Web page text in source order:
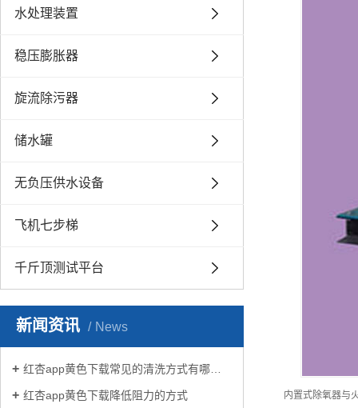
水处理装置
稳压膨胀器
旋流除污器
储水罐
无负压供水设备
飞机七步梯
千斤顶测试平台
新闻资讯 News
红杏app黄色下载常见的清洗方式有哪些？
红杏app黄色下载降低阻力的方式
内置式除氧器